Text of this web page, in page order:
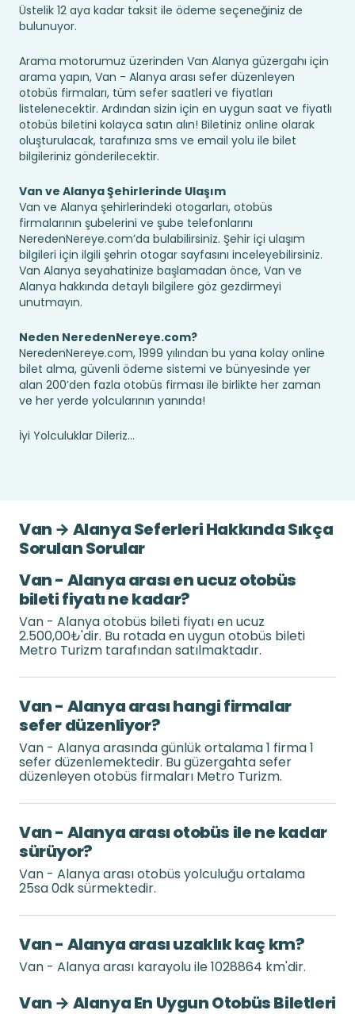
Üstelik 12 aya kadar taksit ile ödeme seçeneğiniz de
bulunuyor.
Arama motorumuz üzerinden Van Alanya güzergahı için
arama yapın, Van - Alanya arası sefer düzenleyen
otobüs firmaları, tüm sefer saatleri ve fiyatları
listelenecektir. Ardından sizin için en uygun saat ve fiyatlı
otobüs biletini kolayca satın alın! Biletiniz online olarak
oluşturulacak, tarafınıza sms ve email yolu ile bilet
bilgileriniz gönderilecektir.
Van ve Alanya Şehirlerinde Ulaşım
Van ve Alanya şehirlerindeki otogarları, otobüs
firmalarının şubelerini ve şube telefonlarını
NeredenNereye.com’da bulabilirsiniz. Şehir içi ulaşım
bilgileri için ilgili şehrin otogar sayfasını inceleyebilirsiniz.
Van Alanya seyahatinize başlamadan önce, Van ve
Alanya hakkında detaylı bilgilere göz gezdirmeyi
unutmayın.
Neden NeredenNereye.com?
NeredenNereye.com, 1999 yılından bu yana kolay online
bilet alma, güvenli ödeme sistemi ve bünyesinde yer
alan 200’den fazla otobüs firması ile birlikte her zaman
ve her yerde yolcularının yanında!
İyi Yolculuklar Dileriz...
Van → Alanya Seferleri Hakkında Sıkça
Sorulan Sorular
Van - Alanya arası en ucuz otobüs
bileti fiyatı ne kadar?
Van - Alanya otobüs bileti fiyatı en ucuz
2.500,00₺'dir. Bu rotada en uygun otobüs bileti
Metro Turizm tarafından satılmaktadır.
Van - Alanya arası hangi firmalar
sefer düzenliyor?
Van - Alanya arasında günlük ortalama 1 firma 1
sefer düzenlemektedir. Bu güzergahta sefer
düzenleyen otobüs firmaları Metro Turizm.
Van - Alanya arası otobüs ile ne kadar
sürüyor?
Van - Alanya arası otobüs yolculuğu ortalama
25sa 0dk sürmektedir.
Van - Alanya arası uzaklık kaç km?
Van - Alanya arası karayolu ile 1028864 km'dir.
Van → Alanya En Uygun Otobüs Biletleri